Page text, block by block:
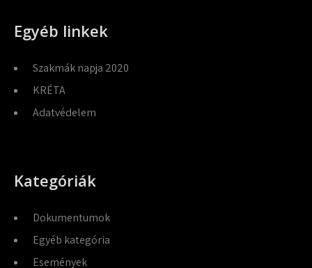
Egyéb linkek
Szakmák napja 2020
KRÉTA
Adatvédelem
Kategóriák
Dokumentumok
Egyéb kategória
Események